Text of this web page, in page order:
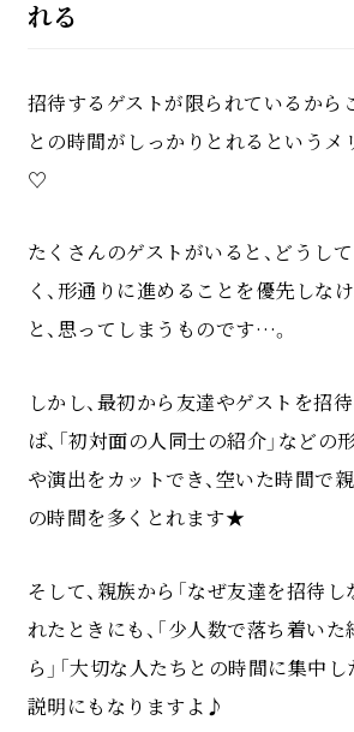
れる
招待するゲストが限られているから
との時間がしっかりとれるというメ
♡
たくさんのゲストがいると、どうし
く、形通りに進めることを優先しな
と、思ってしまうものです…。
しかし、最初から友達やゲストを招
ば、「初対面の人同士の紹介」などの
や演出をカットでき、空いた時間で
の時間を多くとれます★
そして、親族から「なぜ友達を招待し
れたときにも、「少人数で落ち着い
ら」「大切な人たちとの時間に集中し
説明にもなりますよ♪